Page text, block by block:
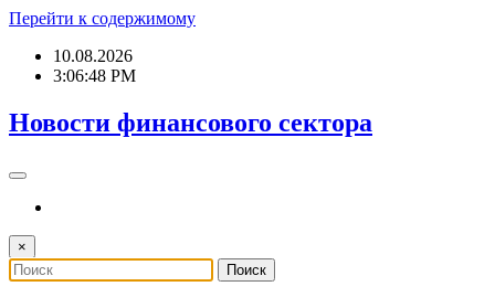
Перейти к содержимому
10.08.2026
3:06:49 PM
Новости финансового сектора
×